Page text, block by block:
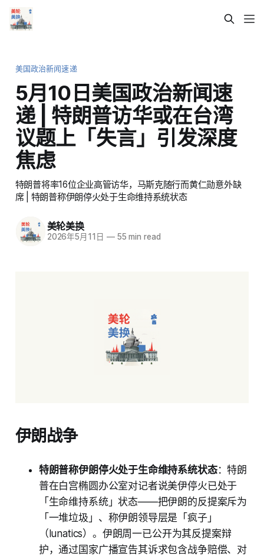
美国政治新闻速递
5月10日美国政治新闻速
递 | 特朗普访华或在台湾
议题上「失言」引发深度
焦虑
特朗普将率16位企业高管访华，马斯克随行而黄仁勋意外缺
席 | 特朗普称伊朗停火处于生命维持系统状态
美轮美换
2026年5月11日 —55 min read
伊朗战争
特朗普称伊朗停火处于生命维持系统状态：特朗
普在白宫椭圆办公室对记者说美伊停火已处于
「生命维持系统」状态——把伊朗的反提案斥为
「一堆垃圾」、称伊朗领导层是「疯子」
（lunatics）。伊朗周一已公开为其反提案辩
护，通过国家广播宣告其诉求包含战争赔偿、对